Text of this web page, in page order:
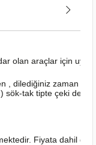
olan araçlar için
, dilediğiniz zaman
sök-tak tipte çeki
Fiyata dahil